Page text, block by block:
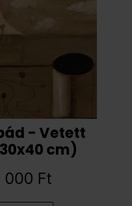
- Vetett
cm)
000 Ft